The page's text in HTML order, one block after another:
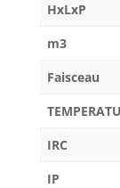
HxLxP
m3
Faisceau
IRC
IP